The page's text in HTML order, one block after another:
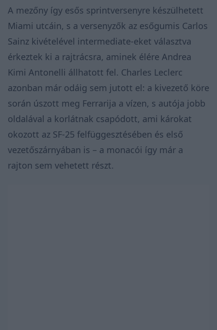
A mezőny így esős sprintversenyre készülhetett
Miami utcáin, s a versenyzők az esőgumis Carlos
Sainz kivételével intermediate-eket választva
érkeztek ki a rajtrácsra, aminek élére Andrea
Kimi Antonelli állhatott fel. Charles Leclerc
azonban már odáig sem jutott el: a kivezető köre
során úszott meg Ferrarija a vízen, s autója jobb
oldalával a korlátnak csapódott, ami károkat
okozott az SF-25 felfüggesztésében és első
vezetőszárnyában is – a monacói így már a
rajton sem vehetett részt.